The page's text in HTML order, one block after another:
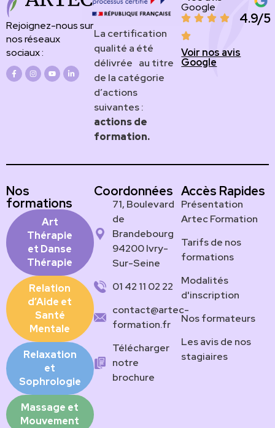
Rejoignez-nous sur
nos réseaux
sociaux :
​​​La certification
qualité a été
délivrée au titre
de la catégorie
d’actions
suivantes :
actions de
formation.
Google
4.9/5
Voir nos avis
Google
Nos
formations
Art
Thérapie
et Danse
Thérapie
Relation
d’Aide et
Santé
Mentale
Relaxation
et
Sophrologie
Massage et
Mouvement
Coordonnées
71, Boulevard
de
Brandebourg
94200 Ivry-
Sur-Seine
01 42 11 02 22
contact@artec-
formation.fr
Télécharger
notre
brochure
Accès Rapides
Présentation
Artec Formation
Tarifs de nos
formations
Modalités
d'inscription
Nos formateurs
Les avis de nos
stagiaires